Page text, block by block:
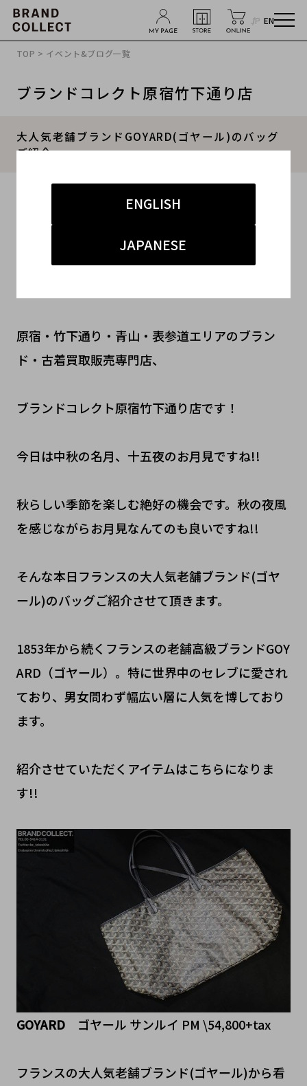
JP EN
ENGLISH
JAPANESE
TOP > イベント&ブログ一覧
ブランドコレクト原宿竹下通り店
大人気老舗ブランドGOYARD(ゴヤール)のバッグ
ご紹介
#レディース
原宿・竹下通り・青山・表参道エリアのブラン
ド・古着買取販売専門店、
ブランドコレクト原宿竹下通り店です！
今日は中秋の名月、十五夜のお月見ですね!!
秋らしい季節を楽しむ絶好の機会です。秋の夜風
を感じながらお月見なんてのも良いですね!!
そんな本日フランスの大人気老舗ブランド(ゴヤ
ール)のバッグご紹介させて頂きます。
1853年から続くフランスの老舗高級ブランドGOY
ARD（ゴヤール）。特に世界中のセレブに愛され
ており、男女問わず幅広い層に人気を博しており
ます。
紹介させていただくアイテムはこちらになりま
す!!
GOYARD ゴヤール サンルイ PM \54,800+tax
フランスの大人気老舗ブランド(ゴヤール)から看